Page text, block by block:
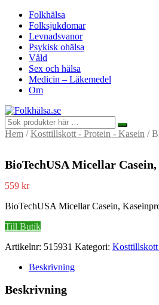
Folkhälsa
Folksjukdomar
Levnadsvanor
Psykisk ohälsa
Våld
Sex och hälsa
Medicin – Läkemedel
Om
Hem /Kosttillskott - Protein - Kasein /
BioTechUSA Micellar
559 kr
BioTechUSA Micellar Casein,
Till Butik
Artikelnr: 515931 Kategori: Kosttillskott
Beskrivning
Beskrivning